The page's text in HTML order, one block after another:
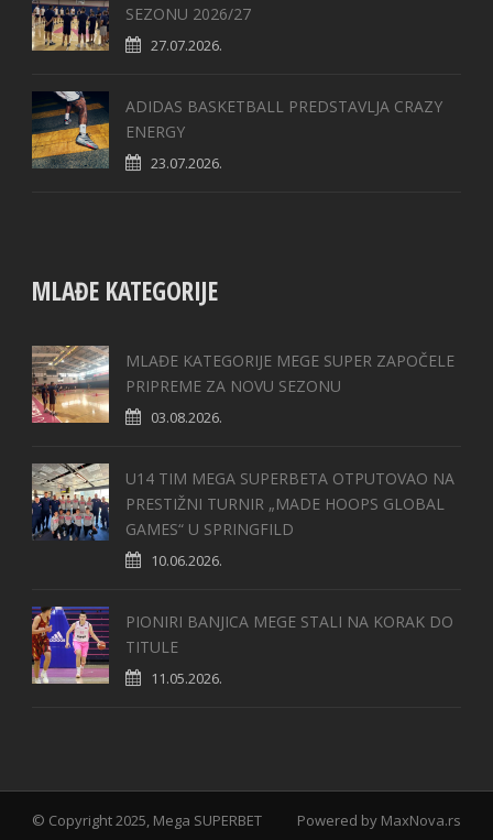
SEZONU 2026/27
27.07.2026.
ADIDAS BASKETBALL PREDSTAVLJA CRAZY
ENERGY
23.07.2026.
MLAĐE KATEGORIJE
MLAĐE KATEGORIJE MEGE SUPER ZAPOČELE
PRIPREME ZA NOVU SEZONU
03.08.2026.
U14 TIM MEGA SUPERBETA OTPUTOVAO NA
PRESTIŽNI TURNIR „MADE HOOPS GLOBAL
GAMES“ U SPRINGFILD
10.06.2026.
PIONIRI BANJICA MEGE STALI NA KORAK DO
TITULE
11.05.2026.
© Copyright 2025, Mega SUPERBET Powered by MaxNova.rs